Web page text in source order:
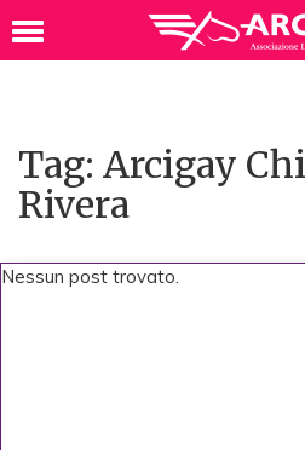
Tag: Arcigay
Rivera
Nessun post trovato.